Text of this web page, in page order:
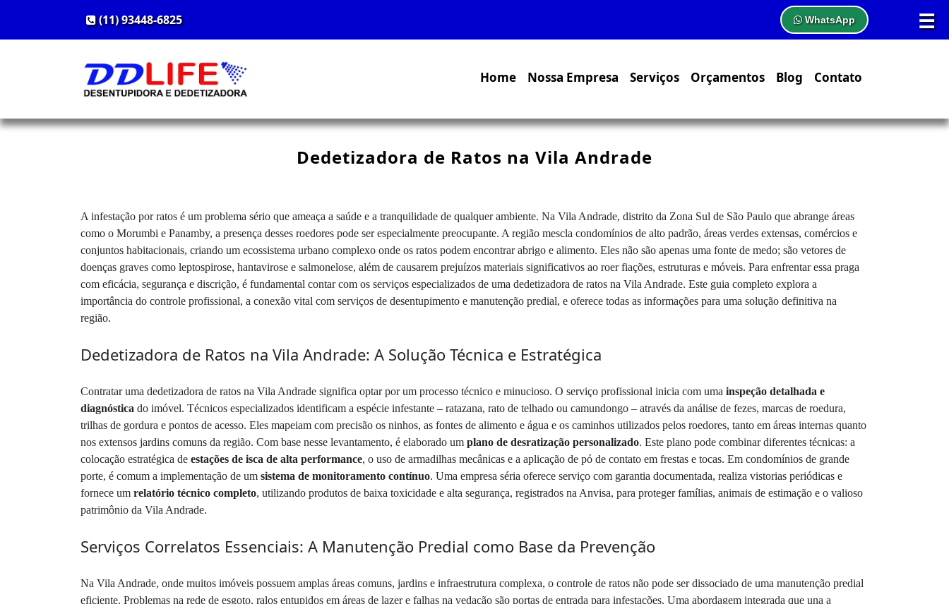
☰
(11) 93448-6825 WhatsApp
Home Nossa Empresa Serviços Orçamentos Blog Contato
Dedetizadora de Ratos na Vila Andrade
A infestação por ratos é um problema sério que ameaça a saúde e a tranquilidade de qualquer ambiente. Na Vila Andrade, distrito da Zona Sul de São Paulo que abrange áreas
como o Morumbi e Panamby, a presença desses roedores pode ser especialmente preocupante. A região mescla condomínios de alto padrão, áreas verdes extensas, comércios e
conjuntos habitacionais, criando um ecossistema urbano complexo onde os ratos podem encontrar abrigo e alimento. Eles não são apenas uma fonte de medo; são vetores de
doenças graves como leptospirose, hantavirose e salmonelose, além de causarem prejuízos materiais significativos ao roer fiações, estruturas e móveis. Para enfrentar essa praga
com eficácia, segurança e discrição, é fundamental contar com os serviços especializados de uma dedetizadora de ratos na Vila Andrade. Este guia completo explora a
importância do controle profissional, a conexão vital com serviços de desentupimento e manutenção predial, e oferece todas as informações para uma solução definitiva na
região.
Dedetizadora de Ratos na Vila Andrade: A Solução Técnica e Estratégica
Contratar uma dedetizadora de ratos na Vila Andrade significa optar por um processo técnico e minucioso. O serviço profissional inicia com uma inspeção detalhada e
diagnóstica do imóvel. Técnicos especializados identificam a espécie infestante – ratazana, rato de telhado ou camundongo – através da análise de fezes, marcas de roedura,
trilhas de gordura e pontos de acesso. Eles mapeiam com precisão os ninhos, as fontes de alimento e água e os caminhos utilizados pelos roedores, tanto em áreas internas quanto
nos extensos jardins comuns da região. Com base nesse levantamento, é elaborado um plano de desratização personalizado. Este plano pode combinar diferentes técnicas: a
colocação estratégica de estações de isca de alta performance, o uso de armadilhas mecânicas e a aplicação de pó de contato em frestas e tocas. Em condomínios de grande
porte, é comum a implementação de um sistema de monitoramento contínuo. Uma empresa séria oferece serviço com garantia documentada, realiza vistorias periódicas e
fornece um relatório técnico completo, utilizando produtos de baixa toxicidade e alta segurança, registrados na Anvisa, para proteger famílias, animais de estimação e o valioso
patrimônio da Vila Andrade.
Serviços Correlatos Essenciais: A Manutenção Predial como Base da Prevenção
Na Vila Andrade, onde muitos imóveis possuem amplas áreas comuns, jardins e infraestrutura complexa, o controle de ratos não pode ser dissociado de uma manutenção predial
eficiente. Problemas na rede de esgoto, ralos entupidos em áreas de lazer e falhas na vedação são portas de entrada para infestações. Uma abordagem integrada que una a